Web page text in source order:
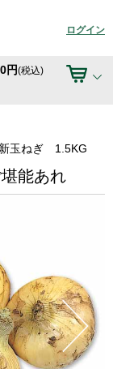
ログイン
0円(税込)
玉ねぎ 1.5KG
能あれ